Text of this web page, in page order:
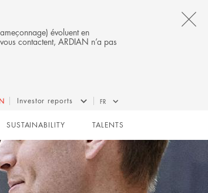
évoluent en
contactent, ARDIAN n’a pas
Investor reports FR
SUSTAINABILITY TALENTS